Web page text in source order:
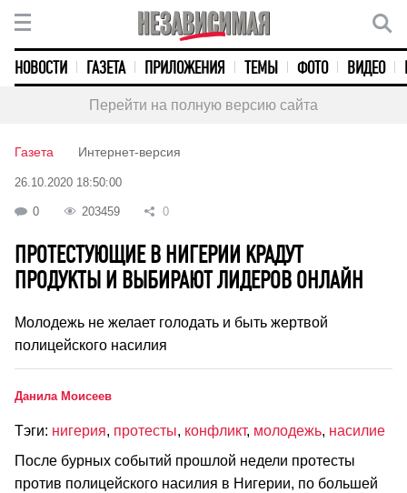
НОВОСТИ ГАЗЕТА ПРИЛОЖЕНИЯ ТЕМЫ ФОТО ВИДЕО
Перейти на полную версию сайта
Газета Интернет-версия
26.10.2020 18:50:00
0 203459 0
ПРОТЕСТУЮЩИЕ В НИГЕРИИ КРАДУТ
ПРОДУКТЫ И ВЫБИРАЮТ ЛИДЕРОВ ОНЛАЙН
Молодежь не желает голодать и быть жертвой
полицейского насилия
Данила Моисеев
Тэги: нигерия, протесты, конфликт, молодежь, насилие
После бурных событий прошлой недели протесты
против полицейского насилия в Нигерии, по большей